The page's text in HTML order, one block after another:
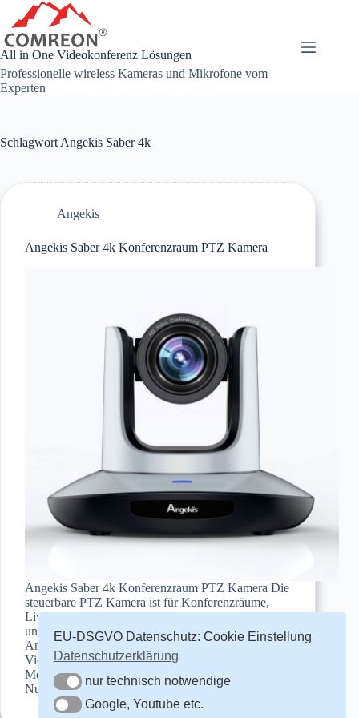
Inhalt
springen
All in One Videokonferenz Lösungen
Professionelle wireless Kameras und Mikrofone vom
Experten
Schlagwort Angekis Saber 4k
Angekis
Angekis Saber 4k Konferenzraum PTZ Kamera
Angekis Saber 4k Konferenzraum PTZ Kamera Die
steuerbare PTZ Kamera ist für Konferenzräume,
Live Streaming und Videoüberwachung geeignet
und bietet mehrere Steuerungsmöglichkeiten.
Anwendungsbereiche: Live Streaming Broadcast
Videokonferenz Web Schulungen, Webinare Online
Meetings Video Überwachung in Gebäuden Modell
Nummer: Saber-12UFHD36 Video…
Helmut Fahr
26. März 2019
EU-DSGVO Datenschutz: Cookie Einstellung
Datenschutzerklärung
nur technisch notwendige
nur technisch notwendige
Google, Youtube etc.
Google, Youtube etc.